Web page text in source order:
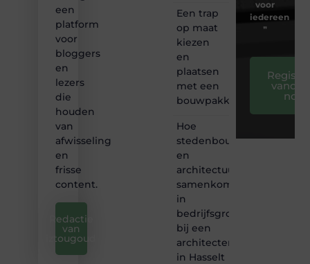
een
platform
voor
bloggers
en
lezers
die
houden
van
afwisseling
en
frisse
content.
Redactie
van
iztougoud
Een trap
op maat
kiezen
en
plaatsen
met een
bouwpakket
Hoe
stedenbouw
en
architectuur
samenkomen
in
bedrijfsgroei
bij een
architectenbureau
in Hasselt
voor
iedereen
❞
nog